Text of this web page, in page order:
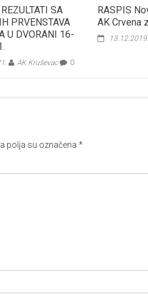
SA
PRVENSTAVA
U DVORANI 16-
AK Kruševac 0
RASPIS
AK Crvena
13.12.2019.
polja su označena *